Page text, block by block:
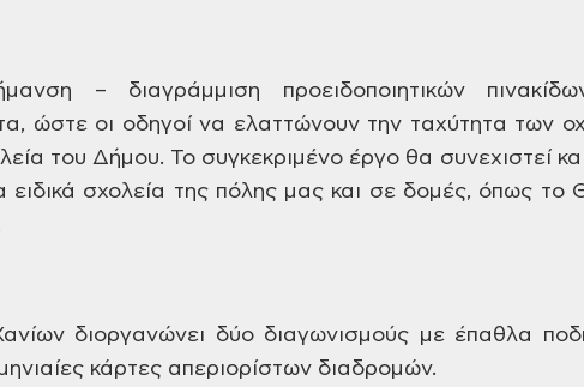
– διαγράμμιση προειδοποιητικών
ώστε οι οδηγοίνα ελαττώνουν την ταχύτητα των
του Δήμου. Το συγκεκριμένο έργο θα συνεχιστεί
ειδικά σχολεία της πόλης μας και σε δομές, όπως το
διοργανώνει δύοδιαγωνισμούς με έπαθλα
κάρτες απεριορίστων διαδρομών.